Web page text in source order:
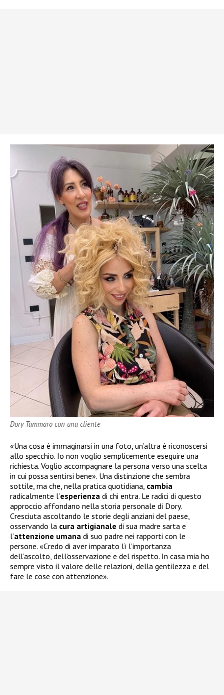
Dory Tammaro con una cliente
«Una cosa è immaginarsi in una foto, un’altra è riconoscersi
allo specchio. Io non voglio semplicemente eseguire una
richiesta. Voglio accompagnare la persona verso una scelta
in cui possa sentirsi bene». Una distinzione che sembra
sottile, ma che, nella pratica quotidiana, cambia
radicalmente l’esperienza di chi entra. Le radici di questo
approccio affondano nella storia personale di Dory.
Cresciuta ascoltando le storie degli anziani del paese,
osservando la cura artigianale di sua madre sarta e
l’attenzione umana di suo padre nei rapporti con le
persone. «Credo di aver imparato lì l’importanza
dell’ascolto, dell’osservazione e del rispetto. In casa mia ho
sempre visto il valore delle relazioni, della gentilezza e del
fare le cose con attenzione».